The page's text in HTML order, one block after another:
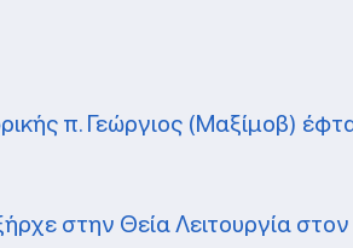
π. Γεώργιος (Μαξίμοβ)
στην Θεία Λειτουργία